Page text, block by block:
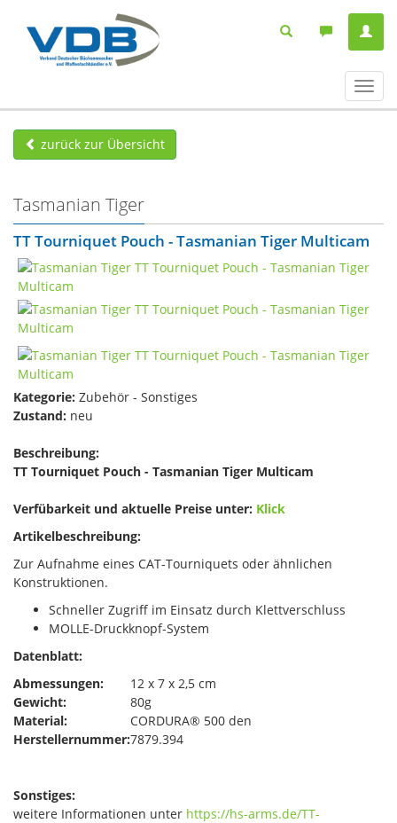
ein-/
zurück zur Übersicht
Tasmanian Tiger
TT Tourniquet Pouch - Tasmanian Tiger Multicam
Kategorie: Zubehör - Sonstiges
Zustand: neu
Beschreibung:
TT Tourniquet Pouch - Tasmanian Tiger Multicam
Verfübarkeit und aktuelle Preise unter: Klick
Artikelbeschreibung:
Zur Aufnahme eines CAT-Tourniquets oder ähnlichen
Konstruktionen.
Schneller Zugriff im Einsatz durch Klettverschluss
MOLLE-Druckknopf-System
Datenblatt:
Abmessungen:
12 x 7 x 2,5 cm
Gewicht:
80g
Material:
CORDURA® 500 den
Herstellernummer:7879.394
Sonstiges:
weitere Informationen unter https://hs-arms.de/TT-